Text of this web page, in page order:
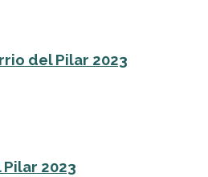
del Pilar 2023
2023